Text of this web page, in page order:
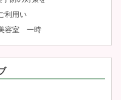
利用い
容室 一時